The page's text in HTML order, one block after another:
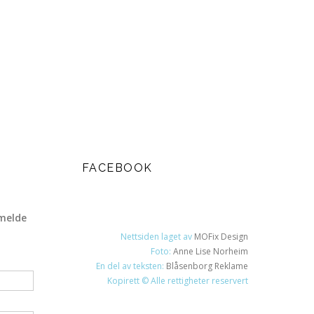
FACEBOOK
Nettsiden laget av MOFix Design
Foto: Anne Lise Norheim
En del av teksten: Blåsenborg Reklame
Kopirett © Alle rettigheter reservert